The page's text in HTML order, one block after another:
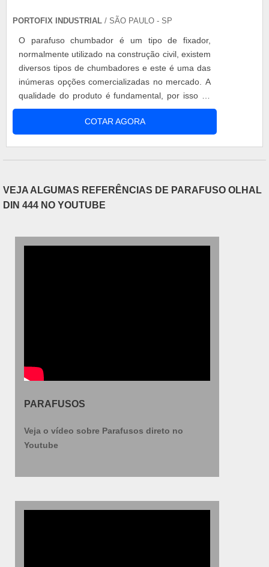
PORTOFIX INDUSTRIAL / SÃO PAULO - SP
O parafuso chumbador é um tipo de fixador,
normalmente utilizado na construção civil, existem
diversos tipos de chumbadores e este é uma das
inúmeras opções comercializadas no mercado. A
qualidade do produto é fundamental, por isso se
atentar a empresa que o faz é importante, já que,
o parafuso irá fixar diversas superfícies nas
construções e deve seguir fielmemte os critérios
COTAR AGORA
VEJA ALGUMAS REFERÊNCIAS DE PARAFUSO OLHAL
DIN 444 NO YOUTUBE
PARAFUSOS
Veja o vídeo sobre Parafusos direto no
Youtube